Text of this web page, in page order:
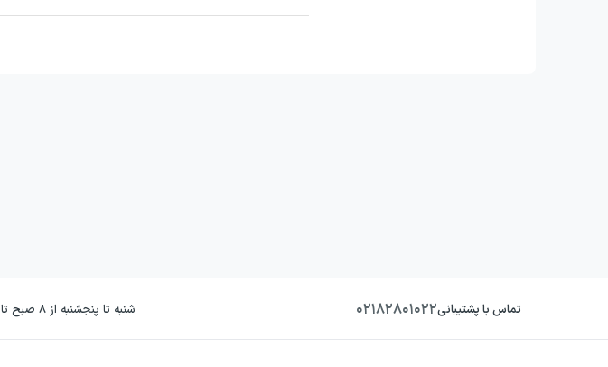
تماس با پشتیبانی۰۲۱۸۲۸۰۱۰۲۲ شنبه تا پنجشنبه از ۸ صبح تا ۱۸ عصر بجز روزهای تعطیل